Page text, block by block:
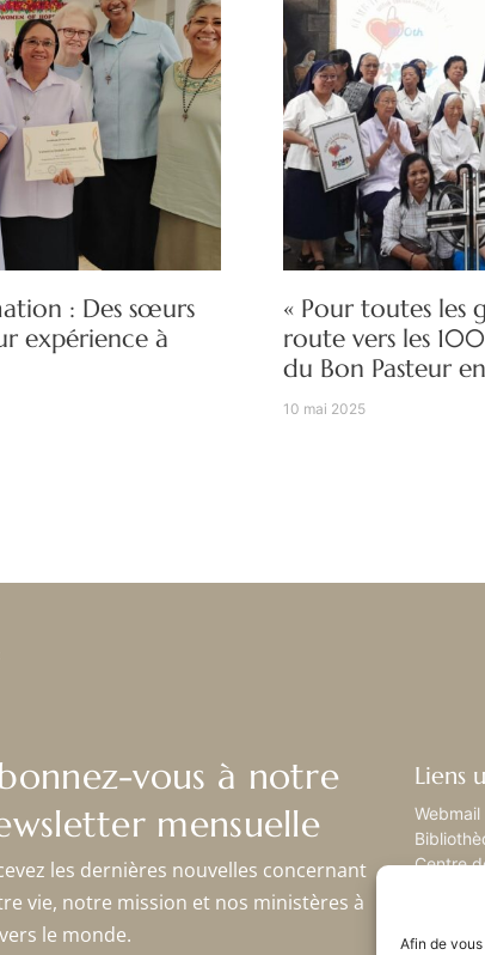
Afin de
: Des sœurs
expérience à
« Pour toutes les
route vers les
du Bon Pasteur
10 mai 2025
vous à notre
mensuelle
les dernières nouvelles concernant
vie, notre mission et nos ministères à
le monde.
Liens
Webmail
Centre
Plan du